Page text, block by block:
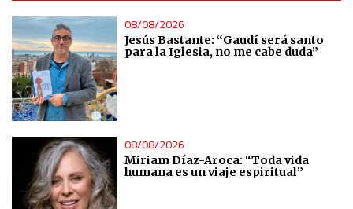
08/08/2026
Jesús Bastante: “Gaudí será santo
para la Iglesia, no me cabe duda”
08/08/2026
Miriam Díaz-Aroca: “Toda vida
humana es un viaje espiritual”